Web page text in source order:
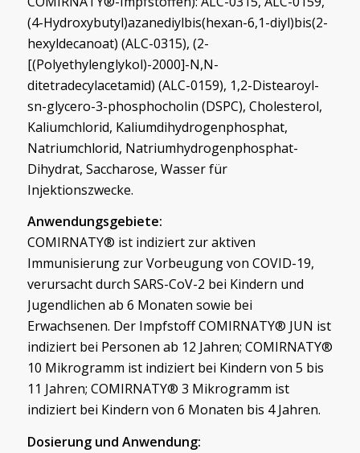
(4-Hydroxybutyl)azanediylbis(hexan-6,1-diyl)bis(2-
hexyldecanoat) (ALC-0315), (2-
[(Polyethylenglykol)-2000]-N,N-
ditetradecylacetamid) (ALC-0159), 1,2-Distearoyl-
sn-glycero-3-phosphocholin (DSPC), Cholesterol,
Kaliumchlorid, Kaliumdihydrogenphosphat,
Natriumchlorid, Natriumhydrogenphosphat-
Dihydrat, Saccharose, Wasser für
Injektionszwecke.
Anwendungsgebiete:
COMIRNATY® ist indiziert zur aktiven
Immunisierung zur Vorbeugung von COVID-19,
verursacht durch SARS-CoV-2 bei Kindern und
Jugendlichen ab 6 Monaten sowie bei
Erwachsenen. Der Impfstoff COMIRNATY® JUN ist
indiziert bei Personen ab 12 Jahren; COMIRNATY®
10 Mikrogramm ist indiziert bei Kindern von 5 bis
11 Jahren; COMIRNATY® 3 Mikrogramm ist
indiziert bei Kindern von 6 Monaten bis 4 Jahren.
Dosierung und Anwendung: